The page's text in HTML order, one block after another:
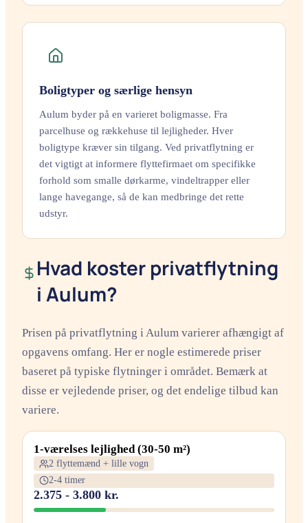
Boligtyper og særlige hensyn
Aulum byder på en varieret boligmasse. Fra
parcelhuse og rækkehuse til lejligheder. Hver
boligtype kræver sin tilgang. Ved privatflytning er
det vigtigt at informere flyttefirmaet om specifikke
forhold som smalle dørkarme, vindeltrapper eller
lange havegange, så de kan medbringe det rette
udstyr.
Hvad koster privatflytning
i Aulum?
Prisen på privatflytning i Aulum varierer afhængigt af
opgavens omfang. Her er nogle estimerede priser
baseret på typiske flytninger i området. Bemærk at
disse er vejledende priser, og det endelige tilbud kan
variere.
1-værelses lejlighed (30-50 m²)
2 flyttemænd + lille vogn
2-4 timer
2.375 - 3.800 kr.